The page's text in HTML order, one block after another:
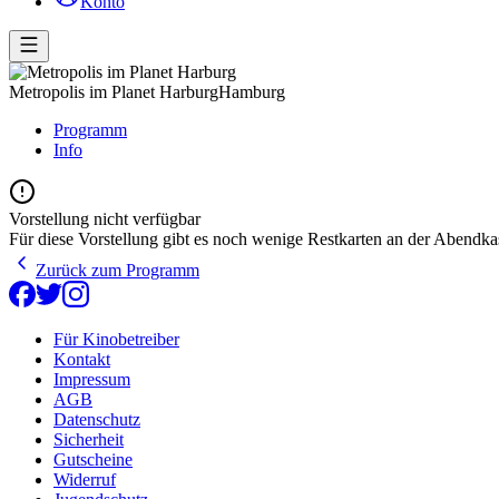
Metropolis im Planet HarburgHamburg
Programm
Info
Vorstellung nicht verfügbar
Für diese Vorstellung gibt es noch wenige Restkarten an der
Zurück zum Programm
Für Kinobetreiber
Kontakt
Impressum
AGB
Datenschutz
Sicherheit
Gutscheine
Widerruf